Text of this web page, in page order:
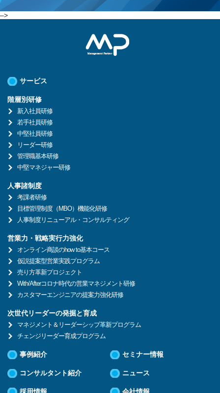
–>
サービス
階層別研修
新入社員研修
若手社員研修
中堅社員研修
リーダー研修
管理職基本研修
中堅マネジャー研修
人事諸制度
考課者研修
目標管理制度（MBO）機能化研修
人事制度リニューアル・コンサルティング
営業力・戦略実行力強化
オンライン商談のhow to基本コース
仮説提案型営業実践プログラム
売り方革新プロジェクト
With/Afterコロナ時代の営業マネジメント研修
カスタマーエンジニアの提案力強化研修
次世代リーダーの発掘と育成
マネジメント＆リーダーシップ革新プログラム
チェンジリーダー育成プログラム
事例紹介 セミナー情報
コンサルタント紹介 ニュース
採用情報 会社情報